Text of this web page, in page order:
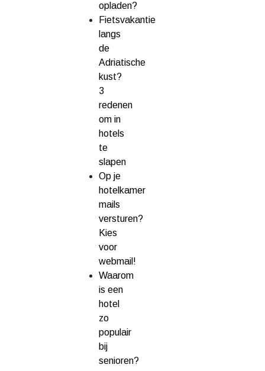
opladen?
Fietsvakantie
langs
de
Adriatische
kust?
3
redenen
om in
hotels
te
slapen
Op je
hotelkamer
mails
versturen?
Kies
voor
webmail!
Waarom
is een
hotel
zo
populair
bij
senioren?